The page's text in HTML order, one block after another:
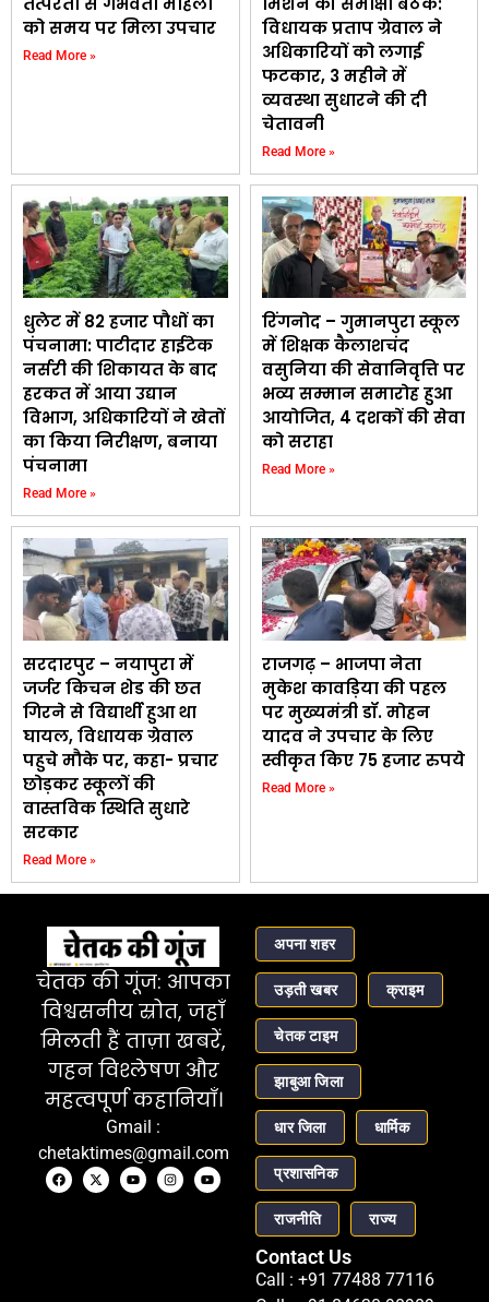
को समय पर मिला उपचार
Read More »
विधायक प्रताप ग्रेवाल ने
अधिकारियों को लगाई
फटकार, 3 महीने में
व्यवस्था सुधारने की दी
चेतावनी
Read More »
धुलेट में 82 हजार पौधों का
पंचनामा: पाटीदार हाईटेक
नर्सरी की शिकायत के बाद
हरकत में आया उद्यान
विभाग, अधिकारियों ने खेतों
का किया निरीक्षण, बनाया
पंचनामा
Read More »
रिंगनोद – गुमानपुरा स्कूल
में शिक्षक कैलाशचंद
वसुनिया की सेवानिवृत्ति पर
भव्य सम्मान समारोह हुआ
आयोजित, 4 दशकों की सेवा
को सराहा
Read More »
सरदारपुर – नयापुरा में
जर्जर किचन शेड की छत
गिरने से विद्यार्थी हुआ था
घायल, विधायक ग्रेवाल
पहुचे मौके पर, कहा- प्रचार
छोड़कर स्कूलों की
वास्तविक स्थिति सुधारे
सरकार
Read More »
राजगढ़ – भाजपा नेता
मुकेश कावड़िया की पहल
पर मुख्यमंत्री डॉ. मोहन
यादव ने उपचार के लिए
स्वीकृत किए 75 हजार रुपये
Read More »
चेतक की गूंज: आपका
विश्वसनीय स्रोत, जहाँ
मिलती हैं ताज़ा खबरें,
गहन विश्लेषण और
महत्वपूर्ण कहानियाँ।
Gmail :
chetaktimes@gmail.com
अपना शहर
उड़ती खबर क्राइम
चेतक टाइम
झाबुआ जिला
धार जिला धार्मिक
प्रशासनिक
राजनीति राज्य
Contact Us
Call : +91 77488 77116